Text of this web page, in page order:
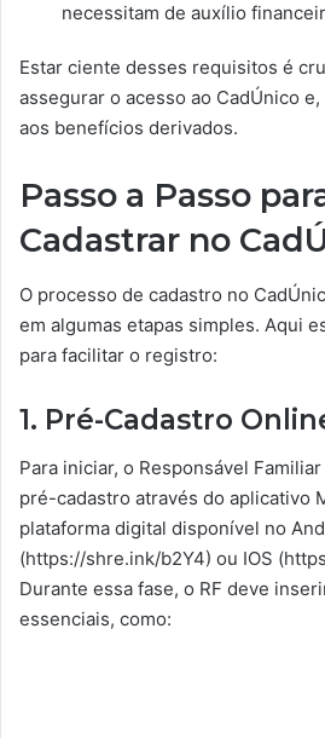
necessitam de auxílio
Estar ciente desses requisitos é
assegurar o acesso ao CadÚnico
aos benefícios derivados.
Passo a Passo
Cadastrar no
O processo de cadastro no
em algumas etapas simples. Aqui
para facilitar o registro:
1. Pré-Cadastro
Para iniciar, o Responsável
pré-cadastro através do aplicativo
plataforma digital disponível no
(https://shre.ink/b2Y4) ou IOS
Durante essa fase, o RF deve
essenciais, como: